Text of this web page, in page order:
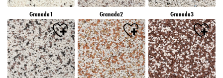
Granada1 Granada2 Granada3